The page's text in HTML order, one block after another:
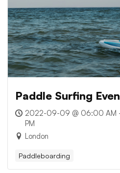
Paddle Surfing
2022-09-09 @ 06:00 AM
PM
London
Paddleboarding